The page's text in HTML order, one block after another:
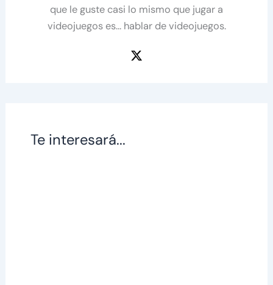
que le guste casi lo mismo que jugar a
videojuegos es… hablar de videojuegos.
Te interesará...